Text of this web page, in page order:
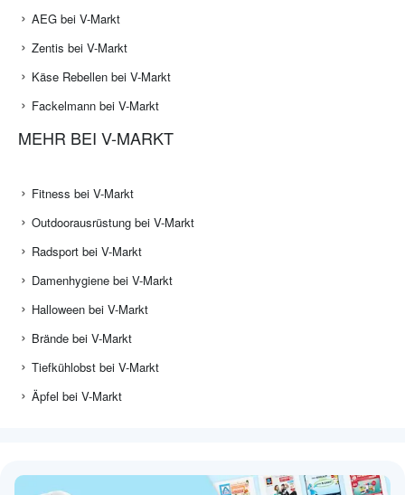
AEG bei V-Markt
Zentis bei V-Markt
Käse Rebellen bei V-Markt
Fackelmann bei V-Markt
MEHR BEI V-MARKT
Fitness bei V-Markt
Outdoorausrüstung bei V-Markt
Radsport bei V-Markt
Damenhygiene bei V-Markt
Halloween bei V-Markt
Brände bei V-Markt
Tiefkühlobst bei V-Markt
Äpfel bei V-Markt